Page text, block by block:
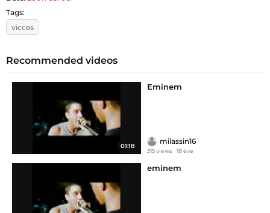
Tags:
vicces
Recommended videos
01:18
Eminem
milassin16
315 views 18 éve
eminem